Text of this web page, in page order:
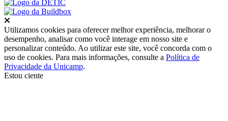
Utilizamos cookies para oferecer melhor experiência, melhorar o
desempenho, analisar como você interage em nosso site e
personalizar conteúdo. Ao utilizar este site, você concorda com o
uso de cookies. Para mais informações, consulte a Política de
Privacidade da Unicamp.
Estou ciente